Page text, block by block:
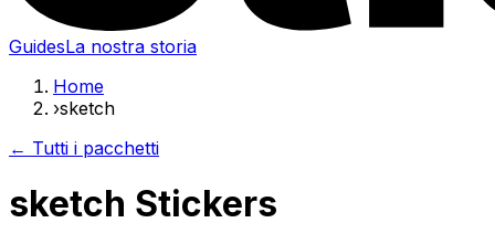
GuidesLa nostra storia
Home
›sketch
← Tutti i pacchetti
sketch Stickers